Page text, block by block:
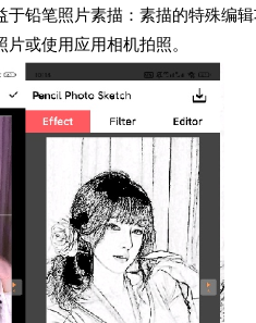
于铅笔照片素描：素描的特殊编
或使用应用相机拍照。